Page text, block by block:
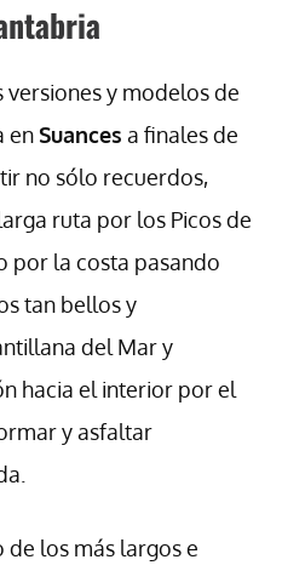
y modelos de
en Suances a finales de
no sólo recuerdos,
ruta por los Picos de
por la costa pasando
tan bellos y
del Mar y
hacia el interior por el
y asfaltar
de los más largos e